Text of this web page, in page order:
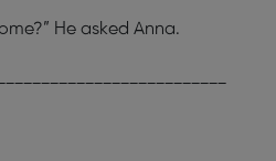
He asked Anna.